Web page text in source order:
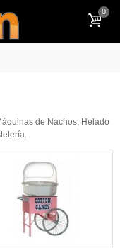
0
de Nachos, Helado